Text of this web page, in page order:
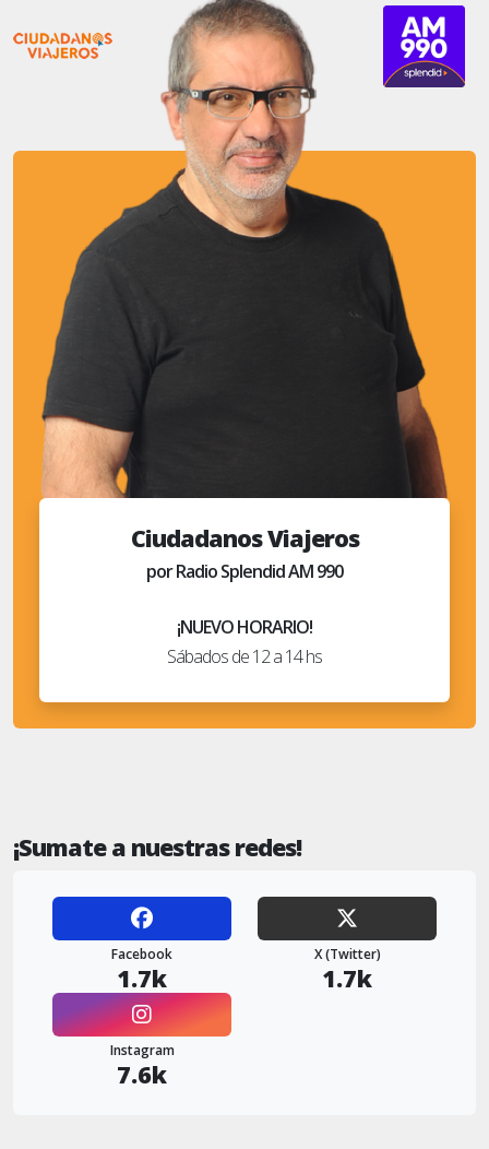
Ciudadanos Viajeros
por Radio Splendid AM 990
¡NUEVO HORARIO!
Sábados de 12 a 14 hs